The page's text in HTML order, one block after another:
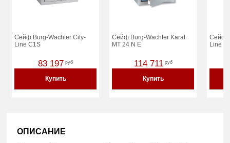
Сейф Burg-Wachter City-
Line C1S
83 197 руб
Купить
Сейф Burg-Wachter Karat
MT 24 N E
114 711 руб
Купить
Сейф
Line
ОПИСАНИЕ